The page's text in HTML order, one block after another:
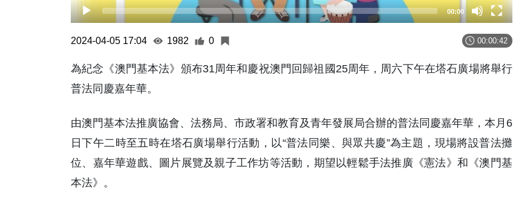
00:00
2024-04-05 17:04 1982 0 00:00:42
為紀念《澳門基本法》頒布31周年和慶祝澳門回歸祖國25周年，周六下午在塔石廣場將舉行
普法同慶嘉年華。
由澳門基本法推廣協會、法務局、市政署和教育及青年發展局合辦的普法同慶嘉年華，本月6
日下午二時至五時在塔石廣場舉行活動，以“普法同樂、與眾共慶”為主題，現場將設普法攤
位、嘉年華遊戲、圖片展覽及親子工作坊等活動，期望以輕鬆手法推廣《憲法》和《澳門基
本法》。